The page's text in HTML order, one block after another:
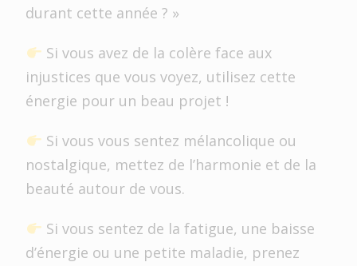
durant cette année ? »
Si vous avez de la colère face aux
injustices que vous voyez, utilisez cette
énergie pour un beau projet !
Si vous vous sentez mélancolique ou
nostalgique, mettez de l’harmonie et de la
beauté autour de vous.
Si vous sentez de la fatigue, une baisse
d’énergie ou une petite maladie, prenez